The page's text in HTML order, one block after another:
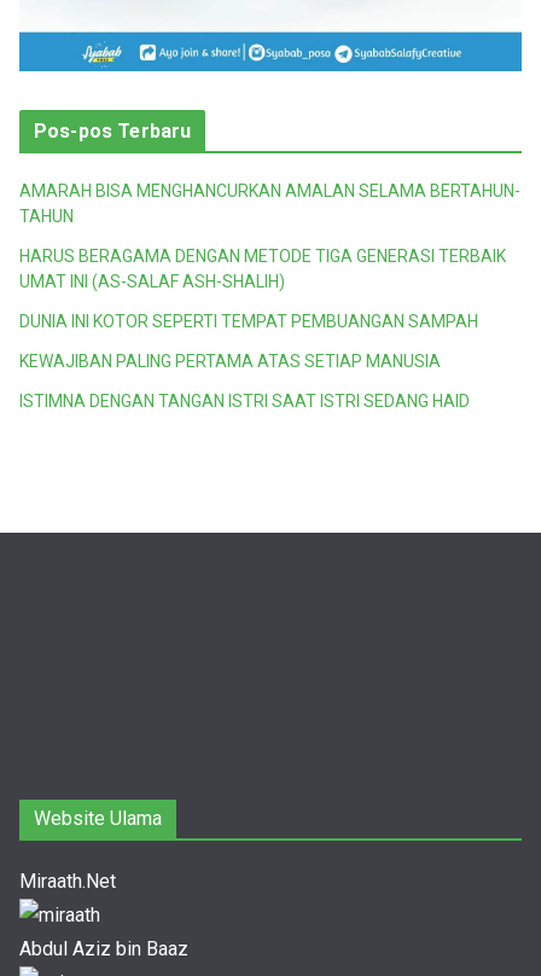
Pos-pos Terbaru
AMARAH BISA MENGHANCURKAN AMALAN SELAMA BERTAHUN-
TAHUN
HARUS BERAGAMA DENGAN METODE TIGA GENERASI TERBAIK
UMAT INI (AS-SALAF ASH-SHALIH)
DUNIA INI KOTOR SEPERTI TEMPAT PEMBUANGAN SAMPAH
KEWAJIBAN PALING PERTAMA ATAS SETIAP MANUSIA
ISTIMNA DENGAN TANGAN ISTRI SAAT ISTRI SEDANG HAID
Website Ulama
Miraath.Net
Abdul Aziz bin Baaz